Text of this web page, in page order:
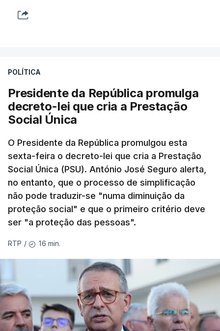
POLÍTICA
Presidente da República promulga
decreto-lei que cria a Prestação
Social Única
O Presidente da República promulgou esta
sexta-feira o decreto-lei que cria a Prestação
Social Única (PSU). António José Seguro alerta,
no entanto, que o processo de simplificação
não pode traduzir-se "numa diminuição da
proteção social" e que o primeiro critério deve
ser "a proteção das pessoas".
RTP / 16 min.